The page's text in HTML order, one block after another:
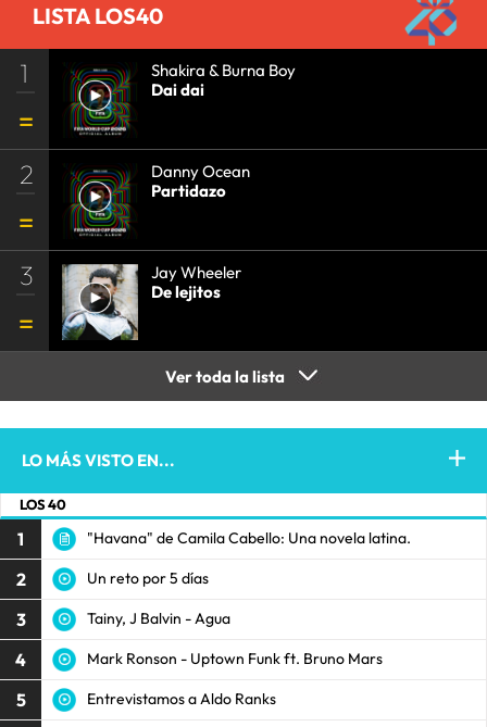
LISTA LOS40
1
Shakira & Burna Boy
Dai dai
2
Danny Ocean
Partidazo
3
Jay Wheeler
De lejitos
Ver toda la lista
LO MÁS VISTO EN...
LOS 40
1 "Havana" de Camila Cabello: Una novela latina.
2 Un reto por 5 días
3 Tainy, J Balvin - Agua
4 Mark Ronson - Uptown Funk ft. Bruno Mars
5 Entrevistamos a Aldo Ranks